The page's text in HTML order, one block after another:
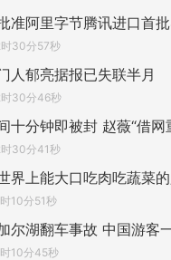
30分57秒
人郁亮据报已失联半月
30分46秒
十分钟即被封 赵薇“借网
30分41秒
10分51秒
尔湖翻车事故 中国游客
10分45秒